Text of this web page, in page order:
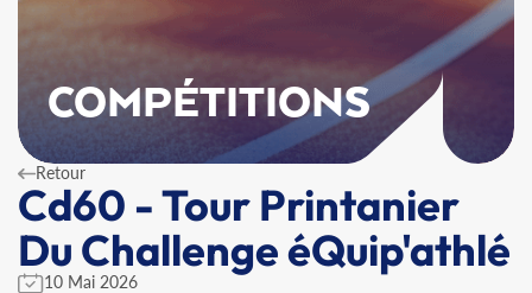
COMPÉTITIONS
Retour
Cd60 - Tour Printanier
Du Challenge éQuip'athlé
10 Mai 2026